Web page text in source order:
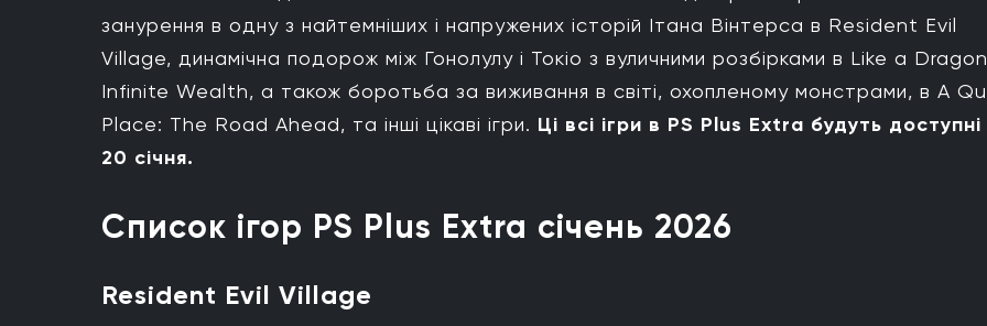
занурення в одну з найтемніших і напружених історій Ітана Вінтерса в Resident Evil
Village, динамічна подорож між Гонолулу і Токіо з вуличними розбірками в Like a
Infinite Wealth, а також боротьба за виживання в світі, охопленому монстрами, в A
Place: The Road Ahead, та інші цікаві ігри. Ці всі ігри в PS Plus Extra будуть доступні
20 січня.
Список ігор PS Plus Extra січень 2026
Resident Evil Village